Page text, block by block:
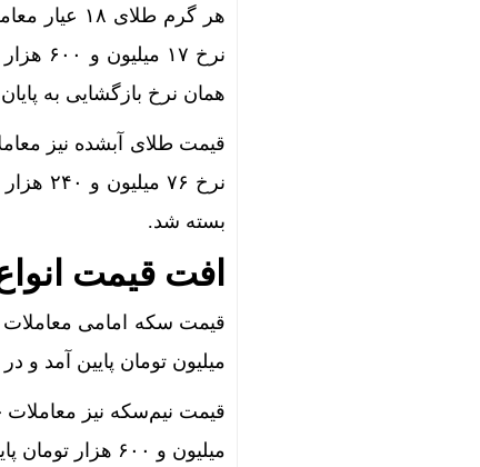
ایرپاد
آیا
چرا
نرخ
همان نرخ بازگشایی به
بسته شد.
افت قیمت
میلیون تومان پایین آمد و در نهایت در نرخ ۱۷۷
میلیون و ۶۰۰ هزار تومان پایین آمد.